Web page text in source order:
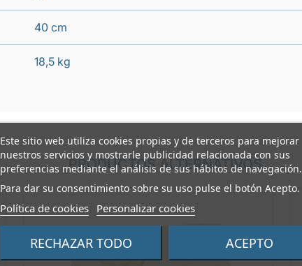
Este sitio web utiliza cookies propias y de terceros para mejorar
nuestros servicios y mostrarle publicidad relacionada con sus
preferencias mediante el análisis de sus hábitos de navegación.
Para dar su consentimiento sobre su uso pulse el botón Acepto.
Política de cookies Personalizar cookies
RECHAZAR TODO ACEPTO
40 cm
18,5 kg
PRODUCTOS ALTERNATIVOS